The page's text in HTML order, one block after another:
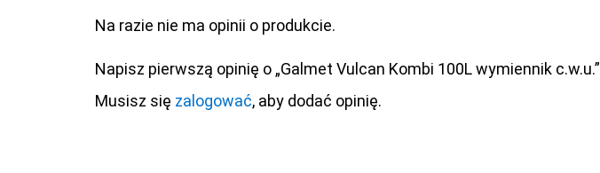
Na razie nie ma opinii o produkcie.
Napisz pierwszą opinię o „Galmet Vulcan Kombi 100L wymiennik c.w.u.”
Musisz się zalogować, aby dodać opinię.